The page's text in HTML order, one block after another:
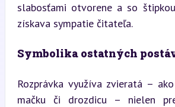
slabosťami otvorene a so
získava sympatie čitateľa.
Symbolika ostatných
Rozprávka využíva zvieratá –
mačku či drozdicu – nielen